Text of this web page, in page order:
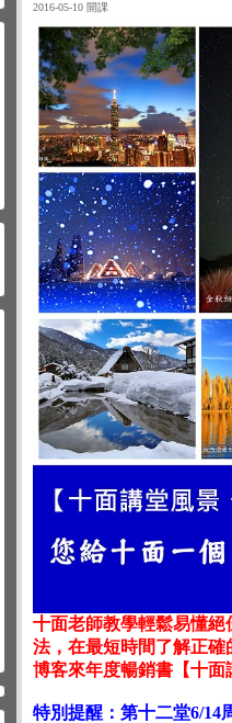
2016-05-10 開課
十面老師教學輕鬆易懂
法，在最短時間了解正確
博客來年度暢銷書【十面
特別提醒：第十二堂6/14